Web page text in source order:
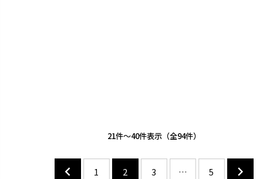
94
21 -
40件表示
1 2 3 … 5